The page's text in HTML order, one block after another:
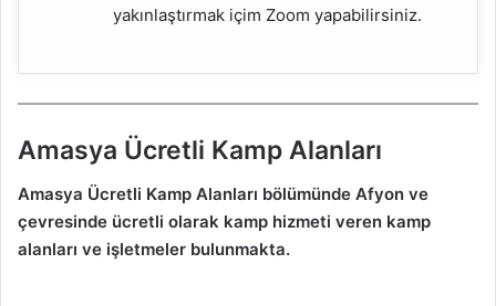
yakınlaştırmak içim Zoom yapabilirsiniz.
Amasya Ücretli Kamp Alanları
Amasya Ücretli Kamp Alanları bölümünde Afyon ve
çevresinde ücretli olarak kamp hizmeti veren kamp
alanları ve işletmeler bulunmakta.